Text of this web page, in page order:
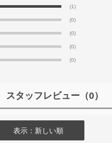
(1)
(0)
(0)
(0)
(0)
スタッフレビュー （0）
表示：新しい順